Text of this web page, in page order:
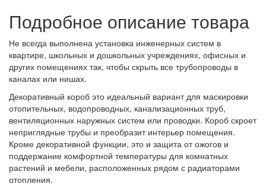
Подробное описание товара
Не всегда выполнена установка инженерных систем в
квартире, школьных и дошкольных учреждениях, офисных и
других помещениях так, чтобы скрыть все трубопроводы в
каналах или нишах.
Декоративный короб это идеальный вариант для маскировки
отопительных, водопроводных, канализационных труб,
вентиляционных наружных систем или проводки. Короб скроет
неприглядные трубы и преобразит интерьер помещения.
Кроме декоративной функции, это и защита от ожогов и
поддержание комфортной температуры для комнатных
растений и мебели, расположенных рядом с радиаторами
отопления.